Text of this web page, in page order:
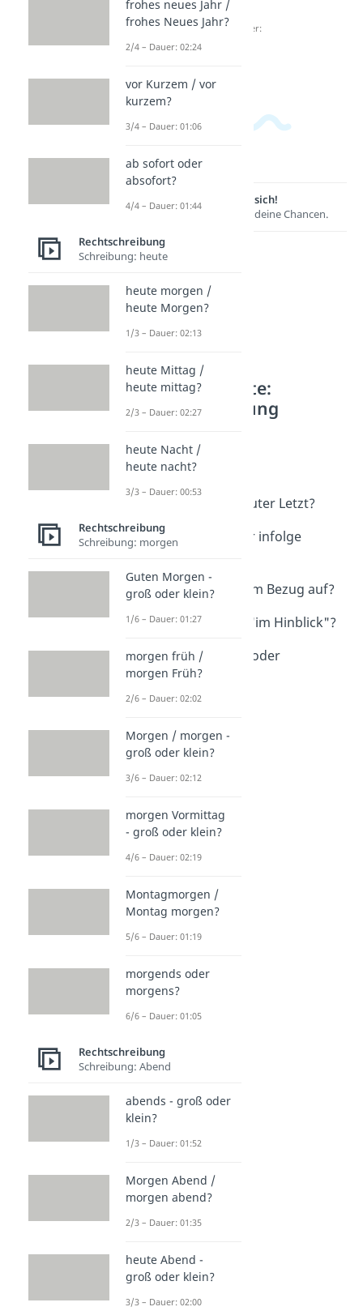
tengeh
en?
Dauer:
01:39
Dauer:
Lernen lohnt sich!
Entdecke hier deine Chancen.
Weitere Inhalte:
Rechtschreibung
nichts desto trotz /
nichtsdestotrotz?
Dauer: 01:01
zuguterletzt / zu guter Letzt?
infolgedessen oder infolge
Dauer: 02:58
in Bezug auf oder im Bezug auf?
"in Hinblick" oder "im Hinblick"?
von statten gehen oder
vonstattengehen?
frohes neues Jahr /
frohes Neues Jahr?
2/4 – Dauer: 02:24
vor Kurzem / vor
kurzem?
3/4 – Dauer: 01:06
ab sofort oder
absofort?
4/4 – Dauer: 01:44
Rechtschreibung
Schreibung: heute
heute morgen /
heute Morgen?
1/3 – Dauer: 02:13
heute Mittag /
heute mittag?
2/3 – Dauer: 02:27
heute Nacht /
heute nacht?
3/3 – Dauer: 00:53
Rechtschreibung
Schreibung: morgen
Guten Morgen -
groß oder klein?
1/6 – Dauer: 01:27
morgen früh /
morgen Früh?
2/6 – Dauer: 02:02
Morgen / morgen -
groß oder klein?
3/6 – Dauer: 02:12
morgen Vormittag
- groß oder klein?
4/6 – Dauer: 02:19
Montagmorgen /
Montag morgen?
5/6 – Dauer: 01:19
morgends oder
morgens?
6/6 – Dauer: 01:05
Rechtschreibung
Schreibung: Abend
abends - groß oder
klein?
1/3 – Dauer: 01:52
Morgen Abend /
morgen abend?
2/3 – Dauer: 01:35
heute Abend -
groß oder klein?
3/3 – Dauer: 02:00